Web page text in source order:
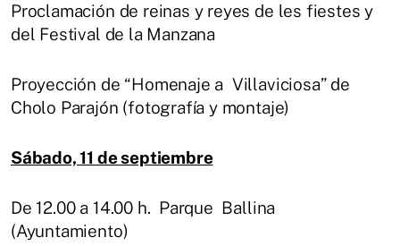
Proclamación de reinas y reyes de les fiestes y
del Festival de la Manzana
Proyección de “Homenaje a Villaviciosa” de
Cholo Parajón (fotografía y montaje)
Sábado, 11 de septiembre
De 12.00 a 14.00 h. Parque Ballina
(Ayuntamiento)